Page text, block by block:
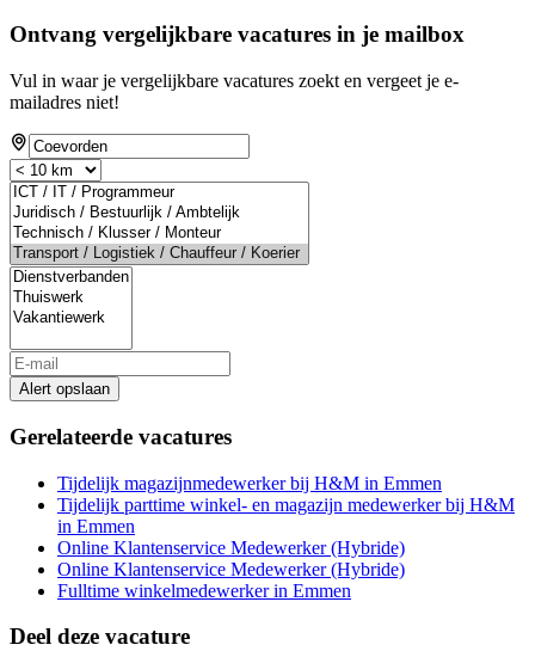
Ontvang vergelijkbare vacatures in je mailbox
Vul in waar je vergelijkbare vacatures zoekt en vergeet je e-
mailadres niet!
Alert opslaan
Gerelateerde vacatures
Tijdelijk magazijnmedewerker bij H&M in Emmen
Tijdelijk parttime winkel- en magazijn medewerker bij H&M
in Emmen
Online Klantenservice Medewerker (Hybride)
Online Klantenservice Medewerker (Hybride)
Fulltime winkelmedewerker in Emmen
Deel deze vacature